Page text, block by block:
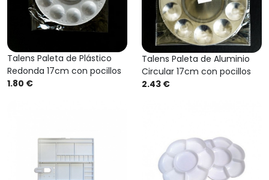
Talens Paleta de Plástico
Redonda 17cm con pocillos
1.80 €
Talens Paleta de Aluminio
Circular 17cm con pocillos
2.43 €